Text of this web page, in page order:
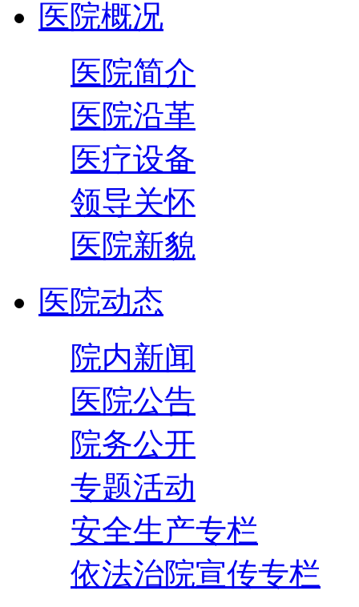
医院概况
医院简介
医院沿革
医疗设备
领导关怀
医院新貌
医院动态
院内新闻
医院公告
院务公开
专题活动
安全生产专栏
依法治院宣传专栏